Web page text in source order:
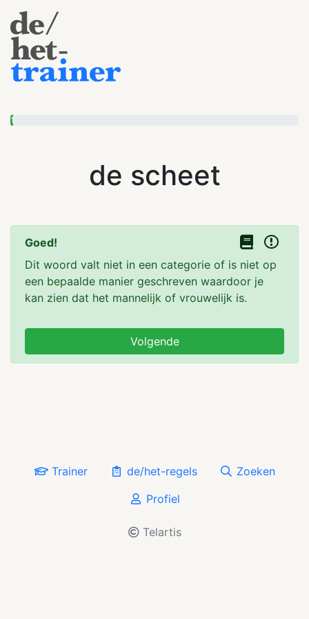
1
de scheet
Goed!
Dit woord valt niet in een categorie of is niet op
een bepaalde manier geschreven waardoor je
kan zien dat het mannelijk of vrouwelijk is.
Volgende
Trainer de/het-regels
Zoeken
Profiel
Telartis